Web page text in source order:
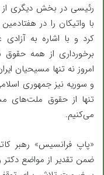
رئیسی در بخش دیگری از
با واتیکان را در
کرد و با اشاره به
برخورداری از همه
امروز نه تنها مسیحیان
و سوریه نیز جمهوری
تنها از حقوق ملت‌های
می‌کنیم.
«پاپ فرانسیس» رهبر
ضمن تقدیر از مواضع